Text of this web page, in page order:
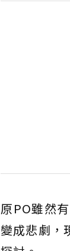
原PO雖然
變成悲劇，